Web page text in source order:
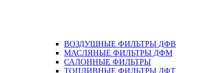
ВОЗДУШНЫЕ ФИЛЬТРЫ ДФВ
МАСЛЯНЫЕ ФИЛЬТРЫ ДФМ
САЛОННЫЕ ФИЛЬТРЫ
ТОПЛИВНЫЕ ФИЛЬТРЫ ДФТ